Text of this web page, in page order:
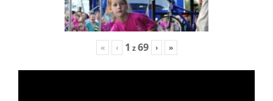
« ‹ 1 z69 › »